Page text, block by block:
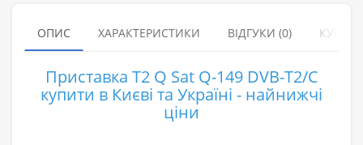
ОПИС ХАРАКТЕРИСТИКИ ВІДГУКИ (0)
Приставка T2 Q Sat Q-149 DVB-T2/C
купити в Києві та Україні - найнижчі
ціни